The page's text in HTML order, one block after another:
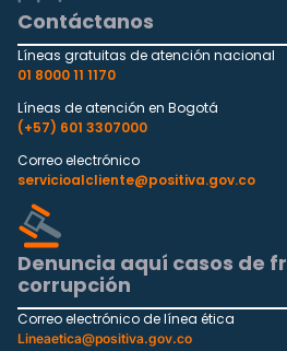
Contáctanos
Líneas gratuitas de atención nacional
01 8000 11 1170
Líneas de atención en Bogotá
(+57) 601 3307000
Correo electrónico
servicioalcliente@positiva.gov.co
Denuncia aquí casos de
corrupción
Correo electrónico de línea ética
Lineaetica@positiva.gov.co